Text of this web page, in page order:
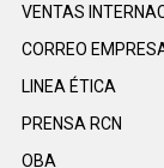
VENTAS
CORREO
LINEA ÉTICA
PRENSA RCN
OBA